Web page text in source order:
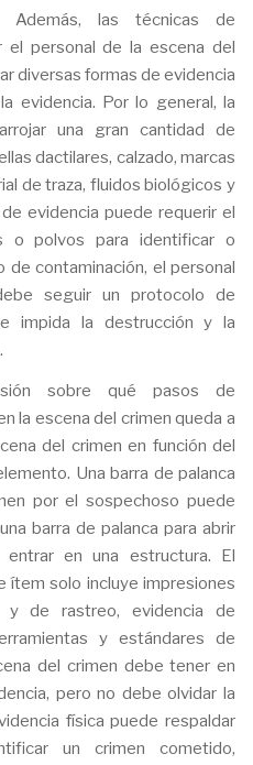
Además, las técnicas de
el personal de la escena del
diversas formas de evidencia
evidencia. Por lo general, la
una gran cantidad de
dactilares, calzado, marcas
de traza, fluidos biológicos y
evidencia puede requerir el
o polvos para identificar o
de contaminación, el personal
seguir un protocolo de
impida la destrucción y la
sobre qué pasos de
la escena del crimen queda a
del crimen en función del
Una barra de palanca
por el sospechoso puede
barra de palanca para abrir
en una estructura. El
ítem solo incluye impresiones
y de rastreo, evidencia de
y estándares de
del crimen debe tener en
pero no debe olvidar la
física puede respaldar
un crimen cometido,